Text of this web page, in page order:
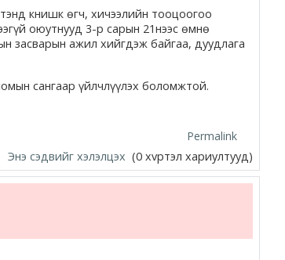
книшк өгч, хичээлийн тооцоогоо
оюутнууд 3-р сарын 21нээс өмнө
засварын ажил хийгдэж байгаа, дуудлага
сангаар үйлчлүүлэх боломжтой.
Permalink
Энэ сэдвийг хэлэлцэх (0 хvртэл хариултууд)